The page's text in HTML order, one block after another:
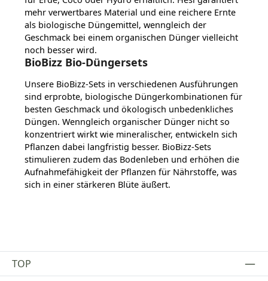
mehr verwertbares Material und eine reichere Ernte
als biologische Düngemittel, wenngleich der
Geschmack bei einem organischen Dünger vielleicht
noch besser wird.
BioBizz Bio-Düngersets
Unsere BioBizz-Sets in verschiedenen Ausführungen
sind erprobte, biologische Düngerkombinationen für
besten Geschmack und ökologisch unbedenkliches
Düngen. Wenngleich organischer Dünger nicht so
konzentriert wirkt wie mineralischer, entwickeln sich
Pflanzen dabei langfristig besser. BioBizz-Sets
stimulieren zudem das Bodenleben und erhöhen die
Aufnahmefähigkeit der Pflanzen für Nährstoffe, was
sich in einer stärkeren Blüte äußert.
TOP